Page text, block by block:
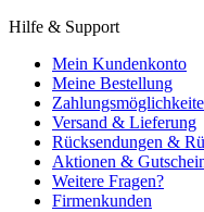
Hilfe & Support
Mein Kundenkonto
Meine Bestellung
Versand & Lieferung
Rücksendungen &
Aktionen &
Weitere Fragen?
Firmenkunden